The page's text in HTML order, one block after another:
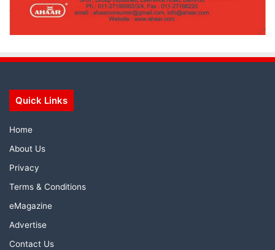
Quick Links
Home
About Us
Privacy
Terms & Conditions
eMagazine
Advertise
Contact Us